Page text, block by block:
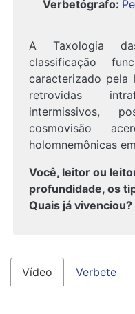
Verbetógrafo:
A Taxologia
classificação
caracterizado pela
retrovidas
intermissivos,
cosmovisão
holomnemônicas
Você, leitor ou
profundidade, os
Quais já
Vídeo Verbete